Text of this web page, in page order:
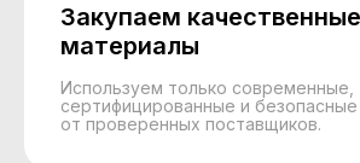
Закупаем качественные
материалы
Используем только современные,
сертифицированные и
от проверенных поставщиков.